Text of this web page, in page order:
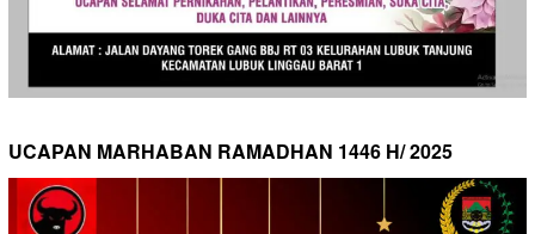
UCAPAN MARHABAN RAMADHAN 1446 H/ 2025